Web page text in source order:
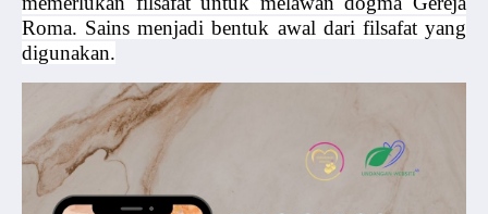
Roma. Sains menjadi bentuk awal dari filsafat yang
digunakan.